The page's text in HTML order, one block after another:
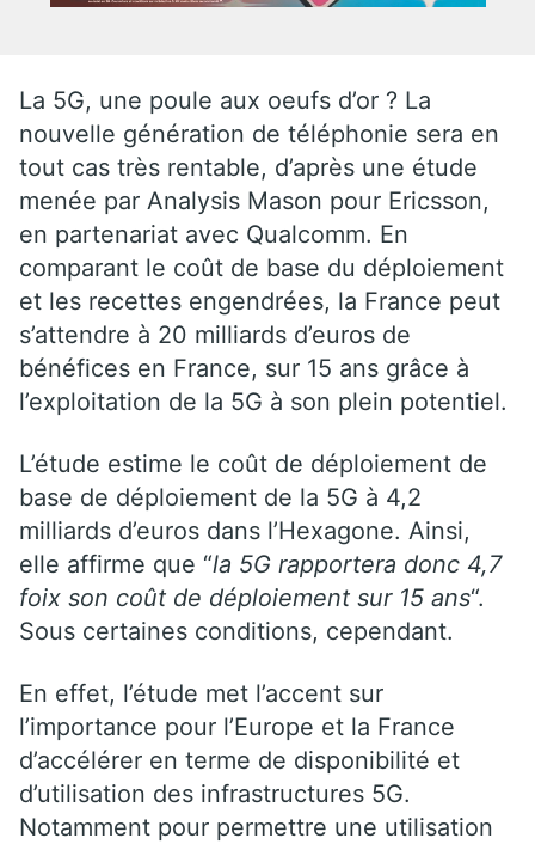
La 5G, une poule aux oeufs d’or ? La
nouvelle génération de téléphonie sera en
tout cas très rentable, d’après une étude
menée par Analysis Mason pour Ericsson,
en partenariat avec Qualcomm. En
comparant le coût de base du déploiement
et les recettes engendrées, la France peut
s’attendre à 20 milliards d’euros de
bénéfices en France, sur 15 ans grâce à
l’exploitation de la 5G à son plein potentiel.
L’étude estime le coût de déploiement de
base de déploiement de la 5G à 4,2
milliards d’euros dans l’Hexagone. Ainsi,
elle affirme que “la 5G rapportera donc 4,7
foix son coût de déploiement sur 15 ans“.
Sous certaines conditions, cependant.
En effet, l’étude met l’accent sur
l’importance pour l’Europe et la France
d’accélérer en terme de disponibilité et
d’utilisation des infrastructures 5G.
Notamment pour permettre une utilisation